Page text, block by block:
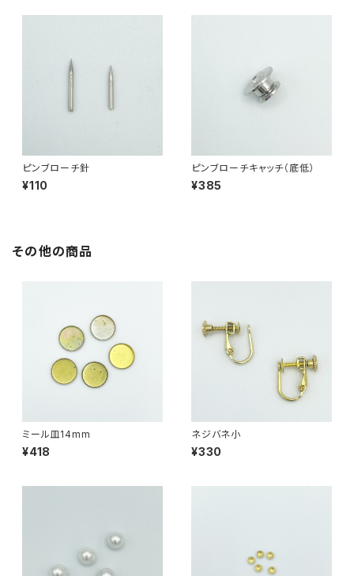
ピンブローチ針
¥110
ピンブローチキャッチ（底低）
¥385
その他の商品
ミール皿14mm
¥418
ネジバネ小
¥330